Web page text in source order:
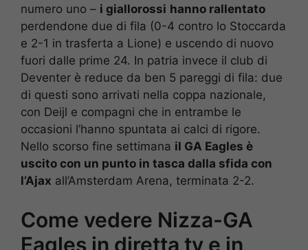
numero uno – i giallorossi hanno rallentato
perdendone due di fila (0-4 contro lo Stoccarda
e 2-1 in trasferta a Lione) e uscendo di nuovo
fuori dalle prime 24. In patria invece il club di
Deventer è reduce da ben 5 pareggi di fila: due
di questi sono arrivati nella coppa nazionale,
con Deijl e compagni che in entrambe le
occasioni l’hanno spuntata ai calci di rigore.
Nello scorso fine settimana il GA Eagles è
uscito con un punto in tasca dalla sfida con
l’Ajax all’Amsterdam Arena, terminata 2-2.
Come vedere Nizza-GA
Eagles in diretta tv e in